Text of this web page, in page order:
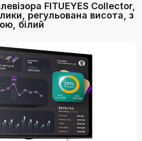
FITUEYES Collector,
регульована висота, з
білий